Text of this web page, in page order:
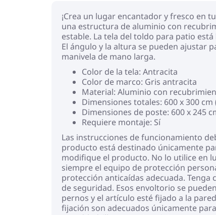
¡Crea un lugar encantador y fresco en
una estructura de aluminio con
estable. La tela del toldo para patio
El ángulo y la altura se pueden ajustar
manivela de mano larga.
Color de la tela: Antracita
Color de marco: Gris antracita
Material: Aluminio con
Dimensiones totales: 600 x 300
Dimensiones de poste: 600 x 245
Requiere montaje: Sí
Las instrucciones de funcionamiento
producto está destinado únicamente
modifique el producto. No lo utilice en
siempre el equipo de protección
protección anticaídas adecuada.
de seguridad. Esos envoltorio se
pernos y el artículo esté fijado a la
fijación son adecuados únicamente